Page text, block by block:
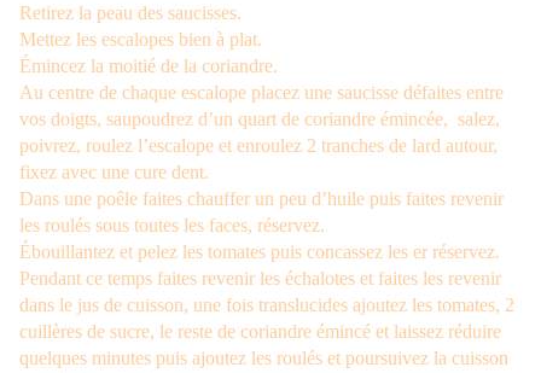
Retirez la peau des saucisses.
Mettez les escalopes bien à plat.
Émincez la moitié de la coriandre.
Au centre de chaque escalope placez une saucisse défaites entre
vos doigts, saupoudrez d’un quart de coriandre émincée, salez,
poivrez, roulez l’escalope et enroulez 2 tranches de lard autour,
fixez avec une cure dent.
Dans une poêle faites chauffer un peu d’huile puis faites revenir
les roulés sous toutes les faces, réservez.
Ébouillantez et pelez les tomates puis concassez les er réservez.
Pendant ce temps faites revenir les échalotes et faites les revenir
dans le jus de cuisson, une fois translucides ajoutez les tomates, 2
cuillères de sucre, le reste de coriandre émincé et laissez réduire
quelques minutes puis ajoutez les roulés et poursuivez la cuisson